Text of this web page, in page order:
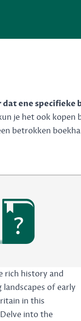
ene specifieke
je het ook kopen
betrokken
?
rich history and
landscapes of early
in this
into the